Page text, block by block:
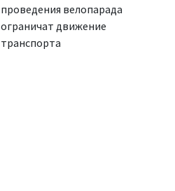
проведения велопарада
ограничат движение
транспорта